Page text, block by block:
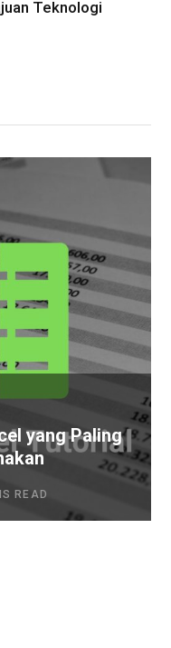
Teknologi
yang Paling
READ